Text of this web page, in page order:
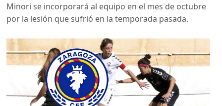
Minori se incorporará al equipo en el mes de octubre
por la lesión que sufrió en la temporada pasada.